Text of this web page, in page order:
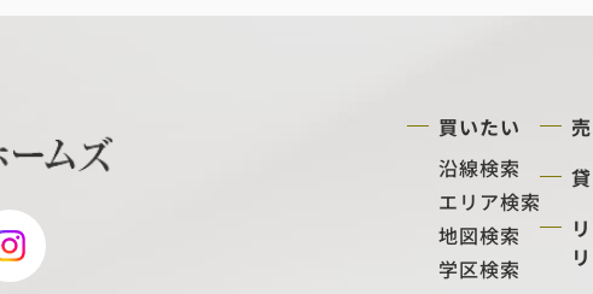
買いたい
沿線検索
エリア検索
地図検索
学区検索